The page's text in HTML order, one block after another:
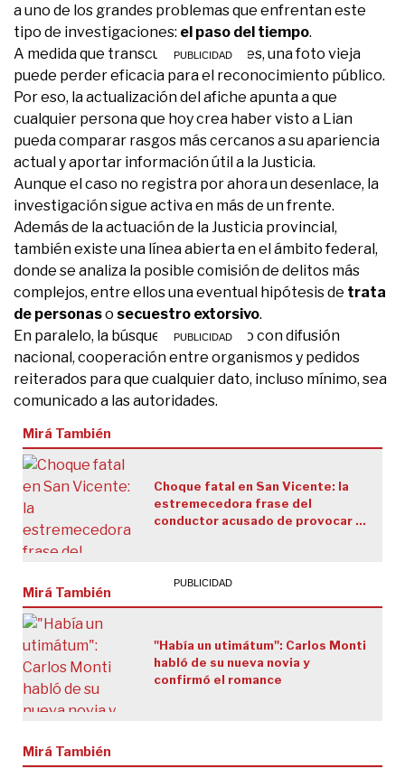
a uno de los grandes problemas que enfrentan este
tipo de investigaciones: el paso del tiempo.
A medida que transcurren los meses, una foto vieja
puede perder eficacia para el reconocimiento público.
Por eso, la actualización del afiche apunta a que
cualquier persona que hoy crea haber visto a Lian
pueda comparar rasgos más cercanos a su apariencia
actual y aportar información útil a la Justicia.
Aunque el caso no registra por ahora un desenlace, la
investigación sigue activa en más de un frente.
Además de la actuación de la Justicia provincial,
también existe una línea abierta en el ámbito federal,
donde se analiza la posible comisión de delitos más
complejos, entre ellos una eventual hipótesis de trata
de personaso secuestro extorsivo.
En paralelo, la búsqueda se sostuvo con difusión
nacional, cooperación entre organismos y pedidos
reiterados para que cualquier dato, incluso mínimo, sea
comunicado a las autoridades.
Mirá También
Choque fatal en San Vicente: la
estremecedora frase del
conductor acusado de provocar la
Mirá También
"Había un utimátum": Carlos Monti
habló de su nueva novia y
confirmó el romance
Mirá También